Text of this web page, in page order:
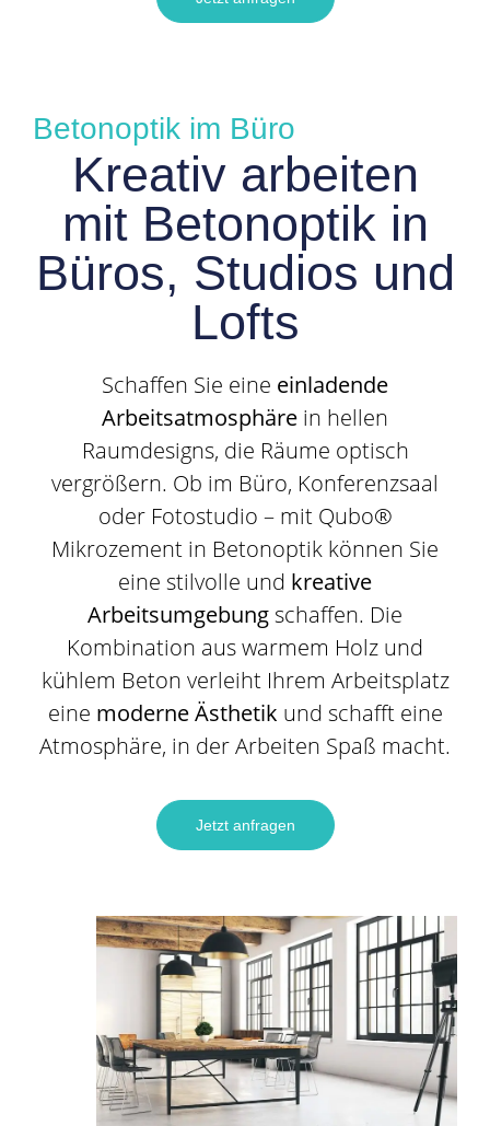
Betonoptik im Büro
Kreativ arbeiten
mit Betonoptik in
Büros, Studios und
Lofts
Schaffen Sie eine einladende
Arbeitsatmosphäre in hellen
Raumdesigns, die Räume optisch
vergrößern. Ob im Büro, Konferenzsaal
oder Fotostudio – mit Qubo®
Mikrozement in Betonoptik können Sie
eine stilvolle und kreative
Arbeitsumgebungschaffen. Die
Kombination aus warmem Holz und
kühlem Beton verleiht Ihrem Arbeitsplatz
eine moderne Ästhetik und schafft eine
Atmosphäre, in der Arbeiten Spaß macht.
Jetzt anfragen